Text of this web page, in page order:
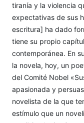
tiranía y la violencia
expectativas de sus
escritura] ha dado
tiene su propio
contemporánea. En
la novela, hoy, un
del Comité Nobel
apasionada y
novelista de la que
estímulo que un